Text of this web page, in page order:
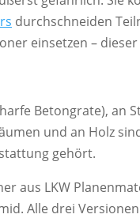
durchschneiden
einsetzen –
Betongrate), an
und an Holz
gehört.
aus LKW
Alle drei